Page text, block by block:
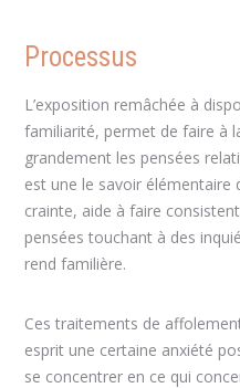
Processus
L’exposition remâchée à
familiarité, permet de faire à
grandement les pensées
est une le savoir
crainte, aide à faire
pensées touchant à des
rend familière.
Ces traitements de
esprit une certaine anxiété
se concentrer en ce qui